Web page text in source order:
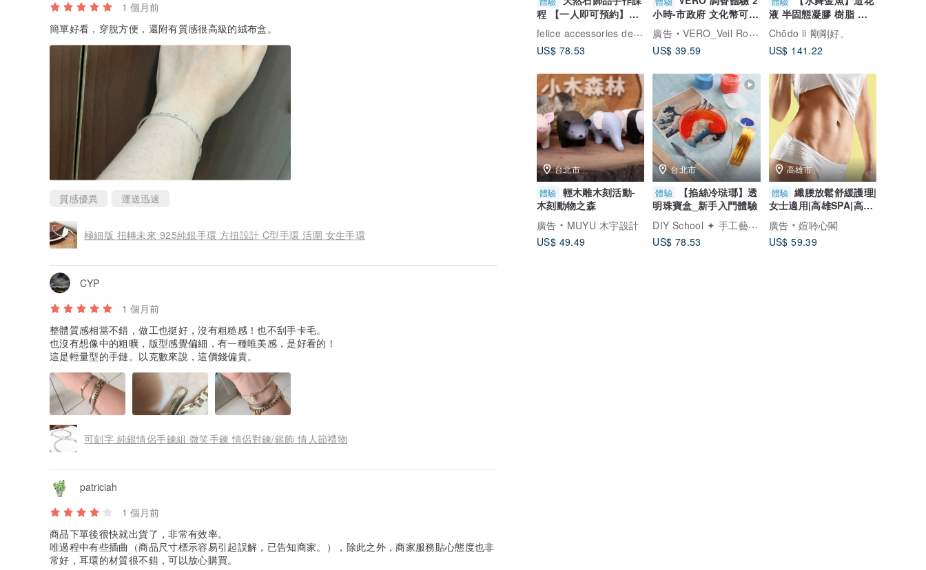
程 【一人即可預約】天
然石與施華洛世奇水晶 felice accessories design
US$ 78.53
小時-市政府 文化幣可
手作推薦
廣告
VERO_Veil Romance 奇幻之旅
US$ 39.59
液 半固態凝膠 樹脂 手
作體驗課程 一人即開課
Chōdo ii 剛剛好。
US$ 141.22
台北市
體驗 輕木雕木刻活動-
木刻動物之森
廣告
MUYU 木宇設計
US$ 49.49
台北市
體驗
【掐絲冷琺瑯】透
明珠寶盒_新手入門體驗
DIY School ✦ 手工藝療癒
US$ 78.53
高雄市
體驗 纖腰放鬆舒緩護理|
女士適用|高雄SPA|高雄
按摩
廣告
媗聆心閣
US$ 59.39
1 個月前
簡單好看，穿脫方便，還附有質感很高級的絨布盒。
質感優異 運送迅速
極細版 扭轉未來 925純銀手環 方扭設計 C型手環 活圍 女生手環
CYP
1 個月前
整體質感相當不錯，做工也挺好，沒有粗糙感！也不刮手卡毛。
也沒有想像中的粗曠，版型感覺偏細，有一種唯美感，是好看的！
這是輕量型的手鏈。以克數來說，這價錢偏貴。
可刻字 純銀情侶手鍊組 微笑手鍊 情侶對鍊/銀飾 情人節禮物
patriciah
1 個月前
商品下單後很快就出貨了，非常有效率。
唯過程中有些插曲（商品尺寸標示容易引起誤解，已告知商家。），除此之外，商家服務貼心態度也非
常好，耳環的材質很不錯，可以放心購買。